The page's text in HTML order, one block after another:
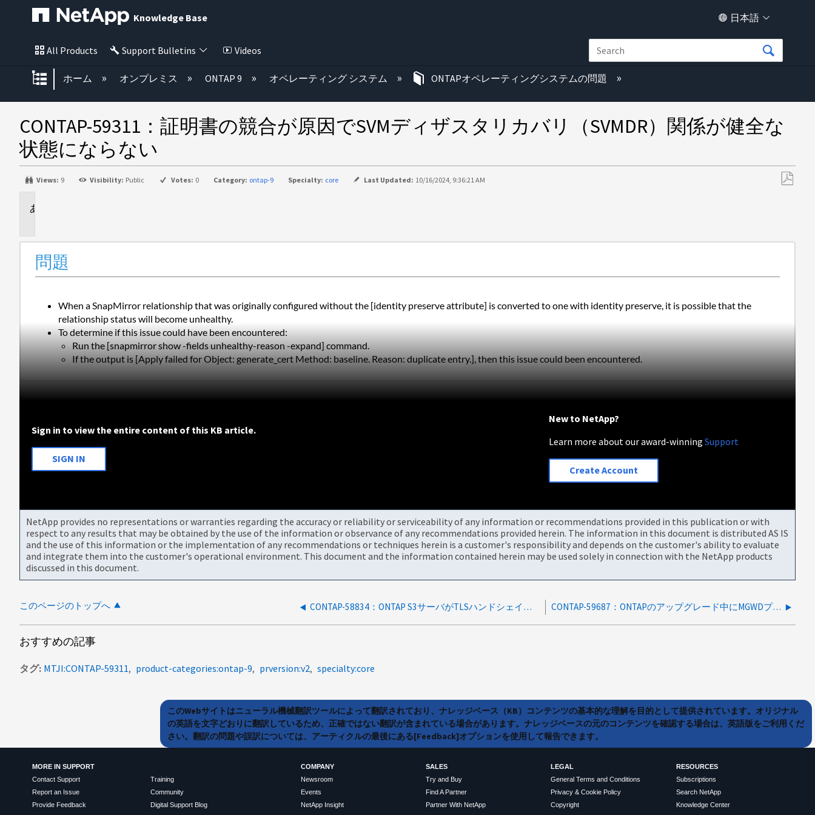
Knowledge Base 日本語
All Products Support Bulletins Videos
グローバル階層を展開/折りたたむ
ホーム オンプレミス ONTAP 9 オペレーティング システム ONTAPオペレーティングシステムの問題
CONTAP-59311：証明書の競合が原因でSVMディザスタリカバリ（SVMDR）関係が健全な
状態にならない
保
Views: 9 Visibility: Public Votes: 0 Category: ontap-9 Specialty: core Last Updated: 10/16/2024, 9:36:21 AM
問題
When a SnapMirror relationship that was originally configured without the [identity preserve attribute] is converted to one with identity preserve, it is possible that the
relationship status will become unhealthy.
To determine if this issue could have been encountered:
Run the [snapmirror show -fields unhealthy-reason -expand] command.
If the output is [Apply failed for Object: generate_cert Method: baseline. Reason: duplicate entry.], then this issue could been encountered.
Sign in to view the entire content of this KB article.
SIGN IN
New to NetApp?
Learn more about our award-winningSupport
Create Account
NetApp provides no representations or warranties regarding the accuracy or reliability or serviceability of any information or recommendations provided in this publication or with
respect to any results that may be obtained by the use of the information or observance of any recommendations provided herein. The information in this document is distributed AS IS
and the use of this information or the implementation of any recommendations or techniques herein is a customer's responsibility and depends on the customer's ability to evaluate
and integrate them into the customer's operational environment. This document and the information contained herein may be used solely in connection with the NetApp products
discussed in this document.
このページのトップへ CONTAP-58834：ONTAP S3サーバがTLSハンドシェイク中にCA証明書を提供しない CONTAP-59687：ONTAPのアップグレード中にMGWDプロセスが再起動する
おすすめの記事
タグ MTJI:CONTAP-59311 product-categories:ontap-9 prversion:v2 specialty:core
このWebサイトはニューラル機械翻訳ツールによって翻訳されており、ナレッジベース（KB）コンテンツの基本的な理解を目的として提供されています。オリジナル
の英語を文字どおりに翻訳しているため、正確ではない翻訳が含まれている場合があります。ナレッジベースの元のコンテンツを確認する場合は、英語版をご利用くだ
さい。翻訳の問題や誤訳については、アーティクルの最後にある[Feedback]オプションを使用して報告できます。
MORE IN SUPPORT
Contact Support
Report an Issue
Provide Feedback
Training
Community
Digital Support Blog
COMPANY
Newsroom
Events
NetApp Insight
SALES
Try and Buy
Find A Partner
Partner With NetApp
LEGAL
General Terms and Conditions
Privacy & Cookie Policy
Copyright
RESOURCES
Subscriptions
Search NetApp
Knowledge Center